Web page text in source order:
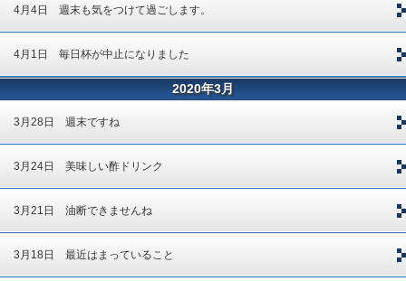
4月4日 週末も気をつけて過ごします。
4月1日 毎日杯が中止になりました
2020年3月
3月28日 週末ですね
3月24日 美味しい酢ドリンク
3月21日 油断できませんね
3月18日 最近はまっていること